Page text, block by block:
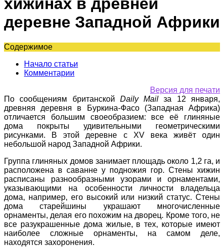
хижинах в древней
деревне Западной Африки
Содержимое
Начало статьи
Комментарии
Версия для печати
По сообщениям британской Daily Mailза
12 января,
древняя деревня в Буркина-Фасо (Западная Африка)
отличается большим своеобразием: все её глиняные
дома покрыты удивительными геометрическими
рисунками. В этой деревне с XV века живёт один
небольшой народ Западной Африки.
Группа глиняных домов занимает площадь около 1,2 га, и
расположена в саванне у подножия гор. Стены хижин
расписаны разнообразными узорами и орнаментами,
указывающими на особенности личности владельца
дома, например, его высокий или низкий статус. Стены
дома старейшины украшают многочисленные
орнаменты, делая его похожим на дворец. Кроме того, не
все разукрашенные дома жилые, в тех, которые имеют
наиболее сложные орнаменты, на самом деле,
находятся захоронения.